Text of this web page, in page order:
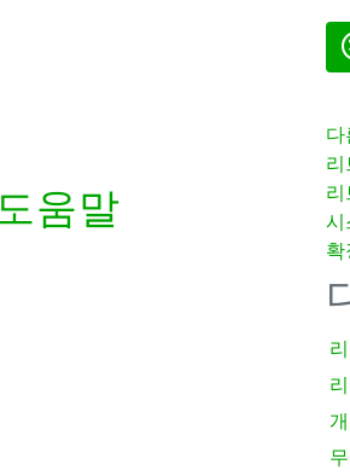
움말
다
리
리
시
확